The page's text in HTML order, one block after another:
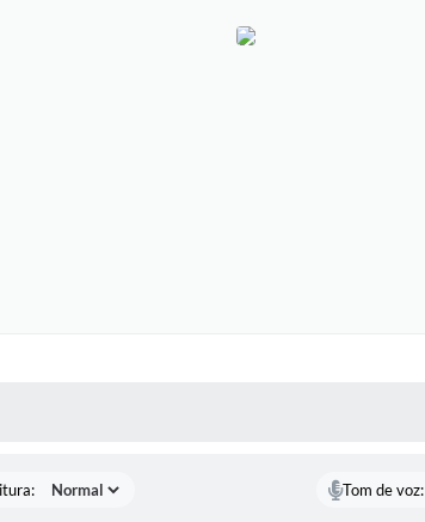
Tom de voz: